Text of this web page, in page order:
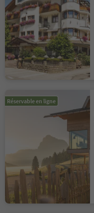
Réservable en ligne